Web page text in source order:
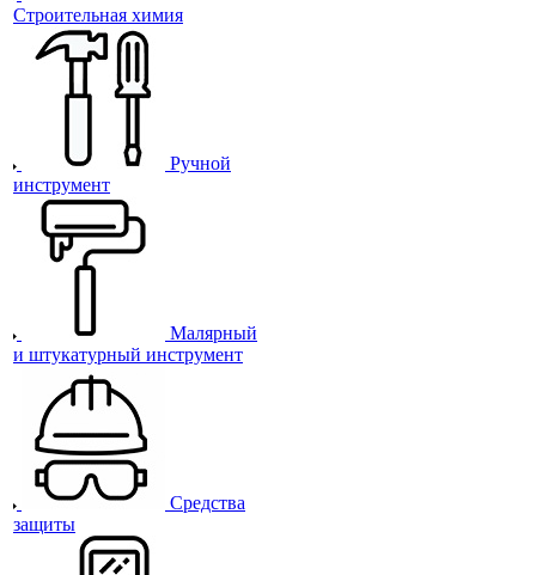
Строительная химия
Ручной
инструмент
Малярный
и штукатурный инструмент
Средства
защиты